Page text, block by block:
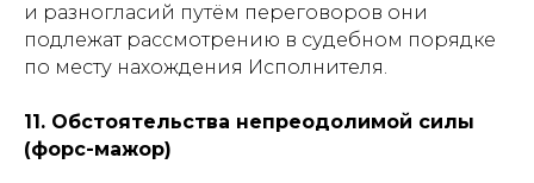
и разногласий путём переговоров они
подлежат рассмотрению в судебном порядке
по месту нахождения Исполнителя.
11. Обстоятельства непреодолимой силы
(форс-мажор)